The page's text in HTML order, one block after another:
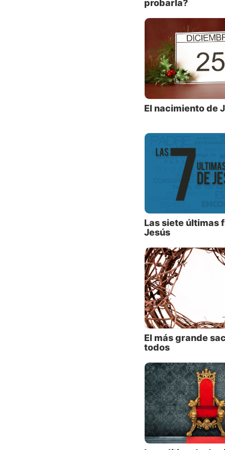
En
Dado
nunca
con
social
Juan
lo
del
aun
53:3).
La
Pero
probarla?
El nacimiento de
Las siete últimas
Jesús
El más grande
todos